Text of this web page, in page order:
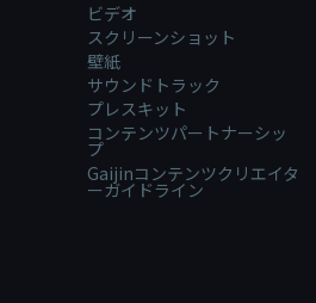
ビデオ
スクリーンショット
壁紙
サウンドトラック
プレスキット
コンテンツパートナーシッ
プ
Gaijinコンテンツクリエイタ
ーガイドライン